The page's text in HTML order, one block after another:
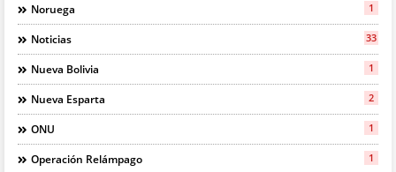
Noruega 1
Noticias 33
Nueva Bolivia 1
Nueva Esparta 2
ONU 1
Operación Relámpago 1